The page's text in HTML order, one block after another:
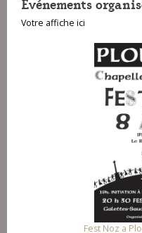
Votre affiche ici
Fest Noz a